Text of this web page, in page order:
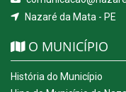
Nazaré da Mata - PE
O MUNICÍPIO
História do Município